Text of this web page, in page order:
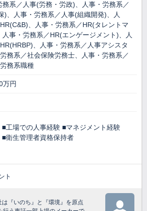
務系／人事(労務・労政)、人事・労務系／
)、人事・労務系／人事(組織開発)、人
、人事・労務系／HR(タレントマ
人事・労務系／HR(エンゲージメント)、人
、人事・労務系／人事アシスタ
務系／社会保険労務士、人事・労務系／
務系職種
万円
■工場での人事経験 ■マネジメント経験
■衛生管理者資格保持者
ト
『いのち』と『環境』を原点